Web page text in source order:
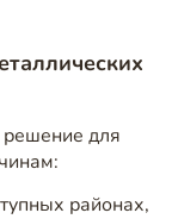
для
районах,